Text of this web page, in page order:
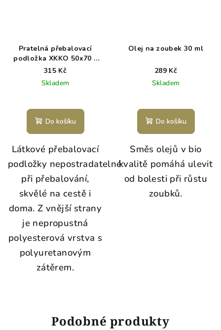
Pratelná přebalovací
podložka XKKO 50x70 -
Wild Forest
315 Kč
Skladem
Do košíku
Látkové přebalovací
podložky nepostradatelné
při přebalování,
skvělé na cestě i
doma. Z vnější strany
je nepropustná
polyesterová vrstva s
polyuretanovým
zátěrem.
Olej na zoubek 30 ml
289 Kč
Skladem
hodnocení
produktu
z
hvězdiček.
Do košíku
Směs olejů v bio
kvalitě pomáhá ulevit
od bolesti při růstu
zoubků.
Podobné produkty